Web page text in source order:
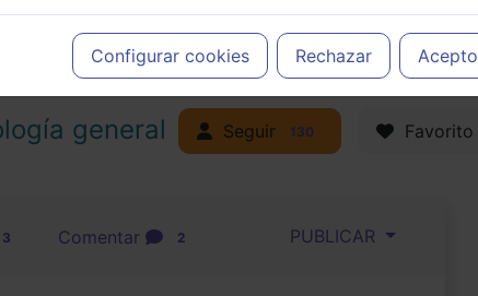
y decidir, en cada caso concreto, el tratamiento más
adecuado a las necesidades del paciente.
Configurar cookies Rechazar Acepto
general Seguir 130 Favorito
3 Comentar 2 PUBLICAR